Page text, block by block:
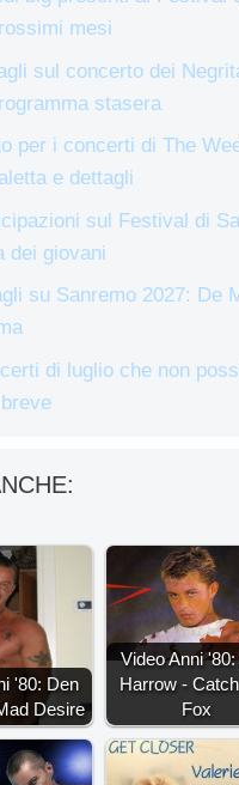
mesi
sul concerto dei
stasera
per i concerti di The
e dettagli
sul Festival di
dei giovani
su Sanremo 2027: De
di luglio che non
'80: Den
Desire
Video Anni
Harrow -
Fox